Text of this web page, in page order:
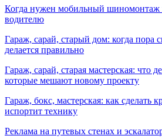
Когда нужен мобильный шиномонтаж
водителю
Гараж, сарай, старый дом: когда пора
делается правильно
Гараж, сарай, старая мастерская: что
которые мешают новому проекту
Гараж, бокс, мастерская: как сделать
испортит технику
Реклама на путевых стенах и